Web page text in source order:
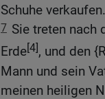
Schuhe verkaufen.
7 Sie treten nach
Erde[4], und den
Mann und sein
meinen heiligen